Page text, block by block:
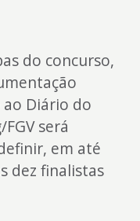
do concurso,
ao Diário do
será
em até
dez finalistas